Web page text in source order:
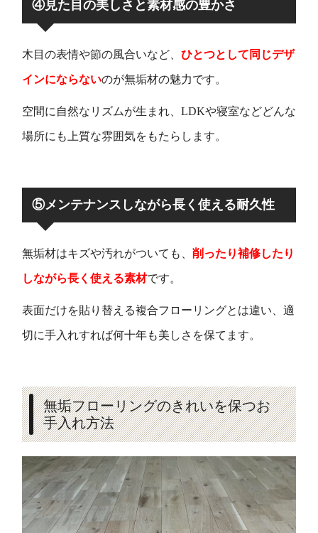
④見た目の美しさと素材感の豊かさ
木目の表情や節の風合いなど、 ひとつとして同じデザ
インにならないのが無垢材の魅力です。
空間に自然なリズムが生まれ、LDKや寝室などどんな
場所にも上質な雰囲気をもたらします。
⑤メンテナンスしながら長く使える耐久性
無垢材はキズや汚れがついても、 削ったり補修したり
しながら長く使える素材です。
表面だけを貼り替える複合フローリングとは違い、適
切に手入れすれば何十年も美しさを保てます。
無垢フローリングのきれいを保つお
手入れ方法